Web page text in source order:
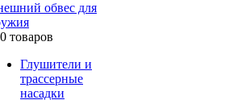
обвес для
товаров
Глушители и
трассерные
насадки